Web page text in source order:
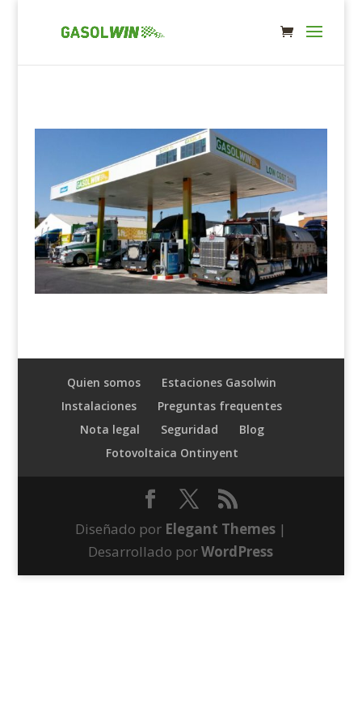
Quien somos
Estaciones Gasolwin
Instalaciones
Preguntas frequentes
Nota legal
Seguridad
Blog
Fotovoltaica Ontinyent
Diseñado por Elegant Themes |
Desarrollado porWordPress